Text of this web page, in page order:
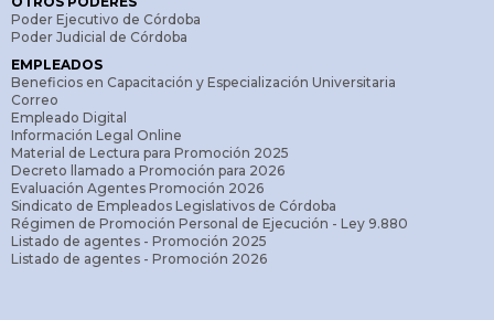
Poder Ejecutivo de Córdoba
Poder Judicial de Córdoba
EMPLEADOS
Beneficios en Capacitación y Especialización Universitaria
Correo
Empleado Digital
Información Legal Online
Material de Lectura para Promoción 2025
Decreto llamado a Promoción para 2026
Evaluación Agentes Promoción 2026
Sindicato de Empleados Legislativos de Córdoba
Régimen de Promoción Personal de Ejecución - Ley 9.880
Listado de agentes - Promoción 2025
Listado de agentes - Promoción 2026